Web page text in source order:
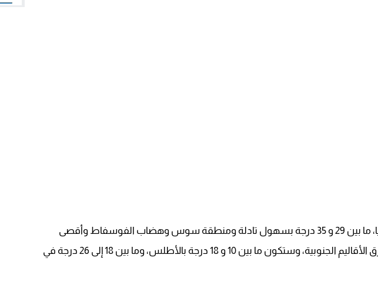
وستتراوح درجات الحرارة الدنيا، ما بين 29 و 35 درجة بسهول تادلة ومنطقة سوس وهضاب الفوسفاط وأقصى
الجنوب الشرقي و شمال شرق الأقاليم الجنوبية، وستكون ما بين 10 و 18 درجة بالأطلس، وما بين 18 إلى 26 درجة في